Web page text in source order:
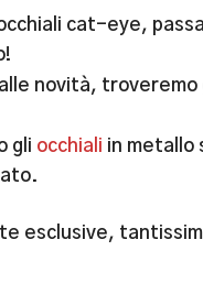
cat-eye,
novità,
gli occhiali in metallo
esclusive,